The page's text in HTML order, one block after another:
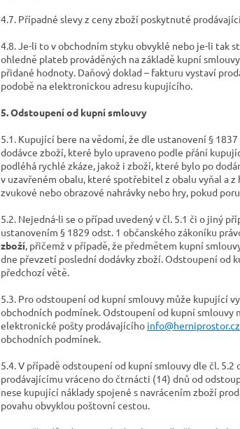
4.7. Případné slevy z ceny zboží poskytnuté
4.8. Je-li to v obchodním styku obvyklé nebo je-li tak
ohledně plateb prováděných na základě kupní
přidané hodnoty. Daňový doklad – fakturu vystaví
podobě na elektronickou adresu kupujícího.
5. Odstoupení od kupní smlouvy
5.1. Kupující bere na vědomí, že dle ustanovení §
dodávce zboží, které bylo upraveno podle přání
podléhá rychlé zkáze, jakož i zboží, které bylo po
v uzavřeném obalu, které spotřebitel z obalu vyňal a
zvukové nebo obrazové nahrávky nebo hry, pokud
5.2. Nejedná-li se o případ uvedený v čl. 5.1 či o jiný
ustanovením § 1829 odst. 1 občanského zákoníku
zboží, přičemž v případě, že předmětem kupní
dne převzetí poslední dodávky zboží. Odstoupení od
předchozí větě.
5.3. Pro odstoupení od kupní smlouvy může kupující
obchodních podmínek. Odstoupení od kupní smlouvy
elektronické pošty prodávajícího info@herniprostor.cz
obchodních podmínek.
5.4. V případě odstoupení od kupní smlouvy dle čl.
prodávajícímu vráceno do čtrnácti (14) dnů od
nese kupující náklady spojené s navrácením zboží
povahu obvyklou poštovní cestou.